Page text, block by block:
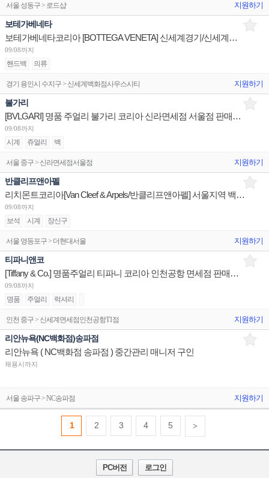
서울 성동구 > 로드샵 지원하기
보테가베네타
보테가베네타코리아 [BOTTEGA VENETA] 신세계경기/신세계대전 판매사원 채용
09/08까지
핸드백 의류
경기 용인시 수지구 > 신세계백화점사우스시티 지원하기
불가리
[BVLGARI] 명품 주얼리 불가리 코리아 신라면세점 서울점 판매사원 채용
09/08까지
시계 쥬얼리 백
서울 중구 > 신라면세점서울점 지원하기
반클리프앤아펠
리치몬트코리아[Van Cleef & Arpels/반클리프앤아펠] 서울지역 백화점 세일즈 어시스던트 채용
09/08까지
보석 시계 장신구
서울 영등포구 > 더현대서울 지원하기
티파니앤코
[Tiffany & Co.] 명품주얼리 티파니 코리아 인천공항 면세점 판매사원 채용
09/08까지
명품 주얼리 럭셔리
인천 중구 > 신세계면세점인천공항T1점 지원하기
리안뉴욕(NC백화점)송파점
리안뉴욕 ( NC백화점 송파점 ) 중간관리 매니저 구인
채용시까지
서울 송파구 > NC송파점 지원하기
1 2 3 4 5 >
PC버전 로그인